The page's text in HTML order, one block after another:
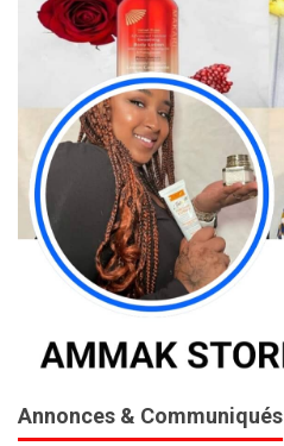
Annonces & Communiqués